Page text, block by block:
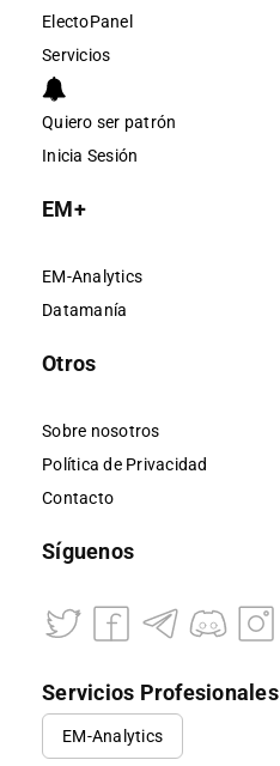
ElectoPanel
Servicios
Quiero ser patrón
Inicia Sesión
EM+
EM-Analytics
Datamanía
Otros
Sobre nosotros
Política de Privacidad
Contacto
Síguenos
Servicios Profesionales
EM-Analytics